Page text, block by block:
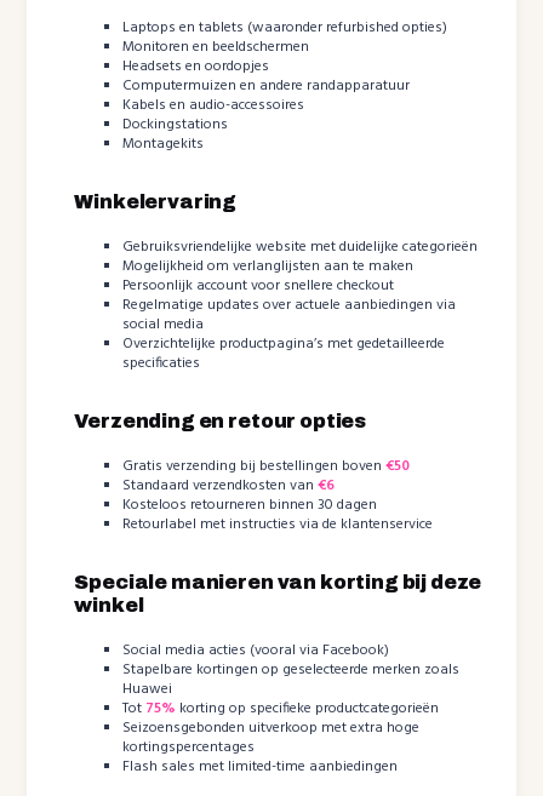
Laptops en tablets (waaronder refurbished opties)
Monitoren en beeldschermen
Headsets en oordopjes
Computermuizen en andere randapparatuur
Kabels en audio-accessoires
Dockingstations
Montagekits
Winkelervaring
Gebruiksvriendelijke website met duidelijke categorieën
Mogelijkheid om verlanglijsten aan te maken
Persoonlijk account voor snellere checkout
Regelmatige updates over actuele aanbiedingen via
social media
Overzichtelijke productpagina’s met gedetailleerde
specificaties
Verzending en retour opties
Gratis verzending bij bestellingen boven€50
Standaard verzendkosten van€6
Kosteloos retourneren binnen 30 dagen
Retourlabel met instructies via de klantenservice
Speciale manieren van korting bij deze
winkel
Social media acties (vooral via Facebook)
Stapelbare kortingen op geselecteerde merken zoals
Huawei
Tot 75% korting op specifieke productcategorieën
Seizoensgebonden uitverkoop met extra hoge
kortingspercentages
Flash sales met limited-time aanbiedingen